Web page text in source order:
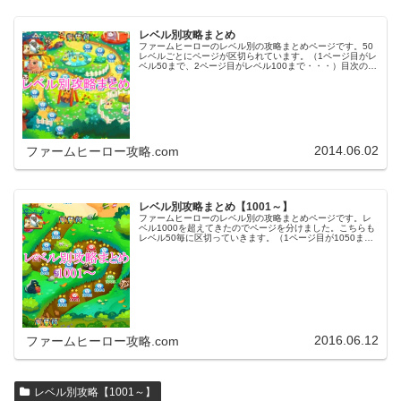
レベル別攻略まとめ
ファームヒーローのレベル別の攻略まとめページです。50
レベルごとにページが区切られています。（1ページ目がレ
ベル50まで、2ページ目がレベル100まで・・・）目次のリ
ファームヒーロー攻略.com 2014.06.02
レベル別攻略まとめ【1001～】
ファームヒーローのレベル別の攻略まとめページです。レ
ベル1000を超えてきたのでページを分けました。こちらも
レベル50毎に区切っていきます。（1ページ目が1050ま
ファームヒーロー攻略.com 2016.06.12
レベル別攻略【1001～】